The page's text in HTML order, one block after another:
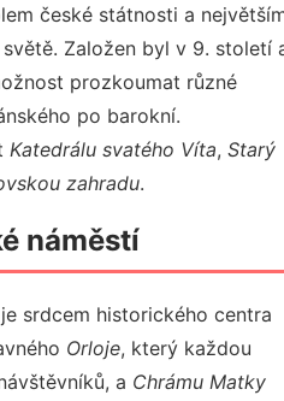
české státnosti a
Založen byl v 9. století
prozkoumat různé
po barokní.
Katedrálu svatého Víta, Starý
zahradu.
náměstí
srdcem historického centra
Orloje, který každou
a Chrámu Matky